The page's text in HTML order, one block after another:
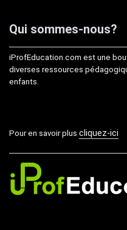
Qui sommes-nous?
iProfEducation.com est une
diverses ressources
enfants.
Pour en savoir plus cliquez-ici